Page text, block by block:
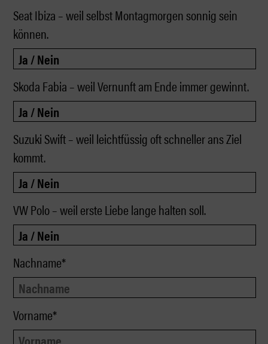
Seat Ibiza – weil selbst Montagmorgen sonnig sein
können.
Skoda Fabia – weil Vernunft am Ende immer gewinnt.
Suzuki Swift – weil leichtfüssig oft schneller ans Ziel
kommt.
VW Polo – weil erste Liebe lange halten soll.
Nachname*
Vorname*